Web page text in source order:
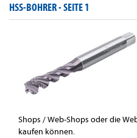
HSS-BOHRER -SEITE 1
Shops / Web-Shops oder die
kaufen können.